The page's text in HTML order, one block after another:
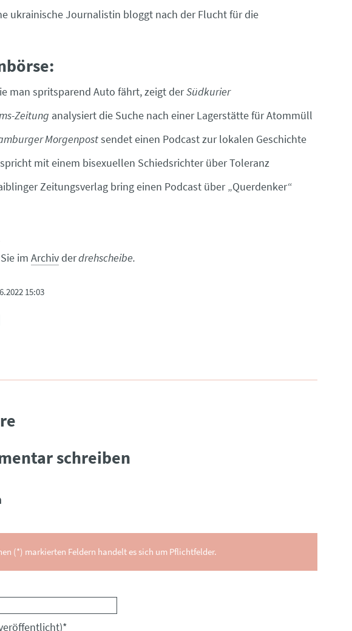
ukrainische Journalistin bloggt nach der Flucht für die
man spritsparend Auto fährt, zeigt derSüdkurier
Zeitung analysiert die Suche nach einer Lagerstätte für Atommüll
Morgenpostsendet einen Podcast zur lokalen Geschichte
mit einem bisexuellen Schiedsrichter über Toleranz
Zeitungsverlag bring einen Podcast über „Querdenker“
im Archivderdrehscheibe.
15:03
schreiben
(*) markierten Feldern handelt es sich um Pflichtfelder.
*